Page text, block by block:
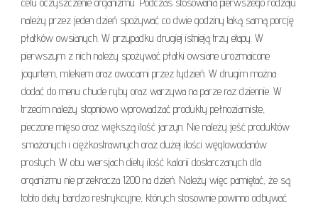
należy przez jeden dzień spożywać co dwie godziny taką samą porcję
płatków owsianych. W przypadku drugiej istnieją trzy etapy. W
pierwszym z nich należy spożywać płatki owsiane urozmaicone
jogurtem, mlekiem oraz owocami przez tydzień. W drugim można
dodać do menu chude ryby oraz warzywa na parze raz dziennie. W
trzecim należy stopniowo wprowadzać produkty pełnoziarniste,
pieczone mięso oraz większą ilość jarzyn. Nie należy jeść produktów
smażonych i ciężkostrawnych oraz dużej ilości węglowodanów
prostych. W obu wersjach diety ilość kalorii dostarczanych dla
organizmu nie przekracza 1200 na dzień. Należy więc pamiętać, że są
tobto diety bardzo restrykcyjne, których stosownie powinno odbywać